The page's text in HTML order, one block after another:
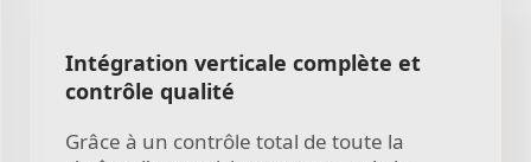
Intégration verticale complète et
contrôle qualité
Grâce à un contrôle total de toute la